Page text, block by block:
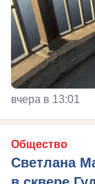
вчера в 13:01
Общество
Светлана